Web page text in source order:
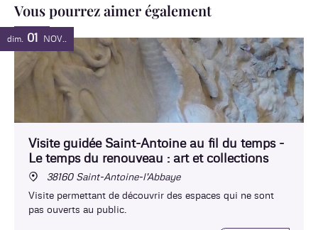
Vous pourrez aimer également
dim. 01 NOV.
Visite guidée Saint-Antoine au fil du temps -
Le temps du renouveau : art et collections
38160 Saint-Antoine-l'Abbaye
Visite permettant de découvrir des espaces qui ne sont
pas ouverts au public.